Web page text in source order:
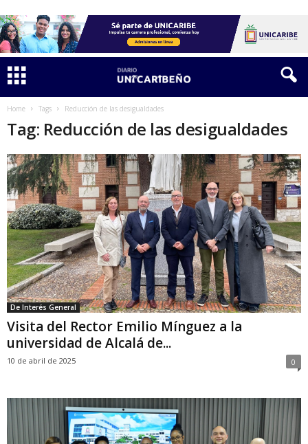
Home Tags Reducción de las desigualdades
Tag: Reducción de las desigualdades
De Interés General
Visita del Rector Emilio Mínguez a la
universidad de Alcalá de...
10 de abril de 2025 0